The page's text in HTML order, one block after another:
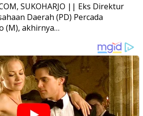
SUKOHARJO || Eks Direktur
Daerah (PD) Percada
(M), akhirnya…